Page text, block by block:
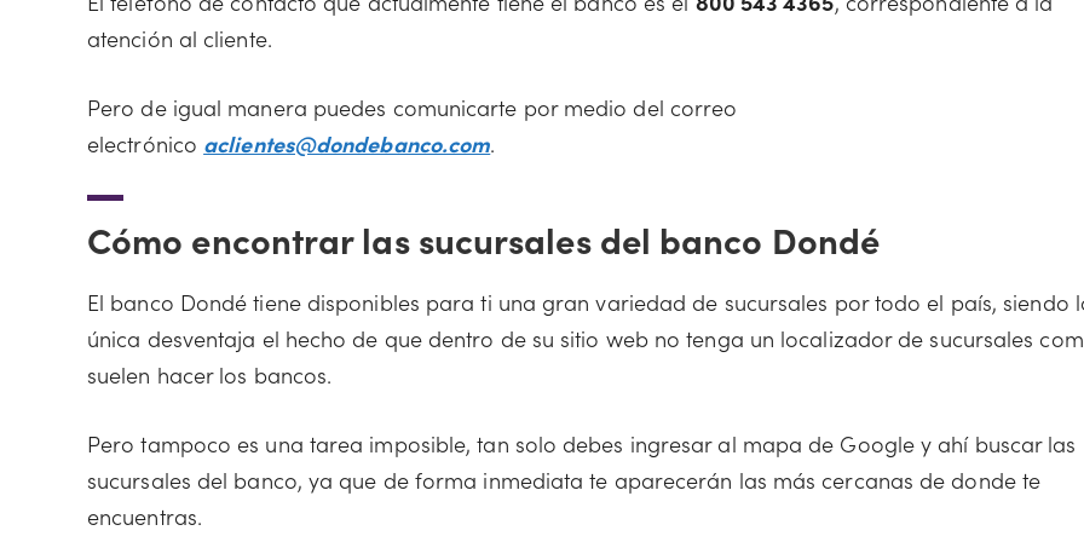
atención al cliente.
Pero de igual manera puedes comunicarte por medio del correo
electrónico aclientes@dondebanco.com.
Cómo encontrar las sucursales del banco Dondé
El banco Dondé tiene disponibles para ti una gran variedad de sucursales por todo el país, siendo
única desventaja el hecho de que dentro de su sitio web no tenga un localizador de sucursales
suelen hacer los bancos.
Pero tampoco es una tarea imposible, tan solo debes ingresar al mapa de Google y ahí buscar las
sucursales del banco, ya que de forma inmediata te aparecerán las más cercanas de donde te
encuentras.